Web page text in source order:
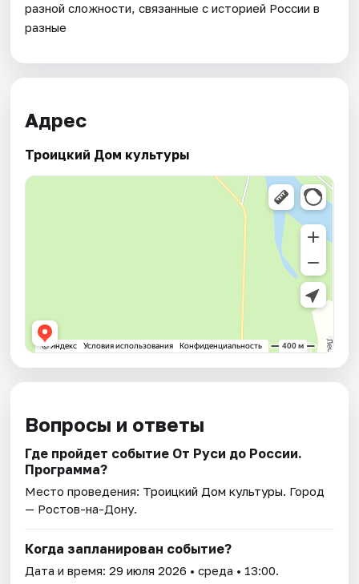
разной сложности, связанные с историей России в
разные
Адрес
Троицкий Дом культуры
Вопросы и ответы
Где пройдет событие От Руси до России.
Программа?
Место проведения: Троицкий Дом культуры. Город
— Ростов-на-Дону.
Когда запланирован событие?
Дата и время:29 июля 2026 • среда • 13:00.